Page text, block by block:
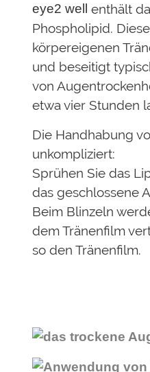
eye2 well enthält
Phospholipid.
körpereigenen
und beseitigt
von
etwa vier Stunden
Die Handhabung
unkompliziert:
Sprühen Sie das
das geschlossene
Beim Blinzeln
dem Tränenfilm
so den Tränenfilm.